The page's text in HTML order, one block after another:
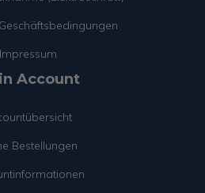
Impressum
Account
Bestellungen